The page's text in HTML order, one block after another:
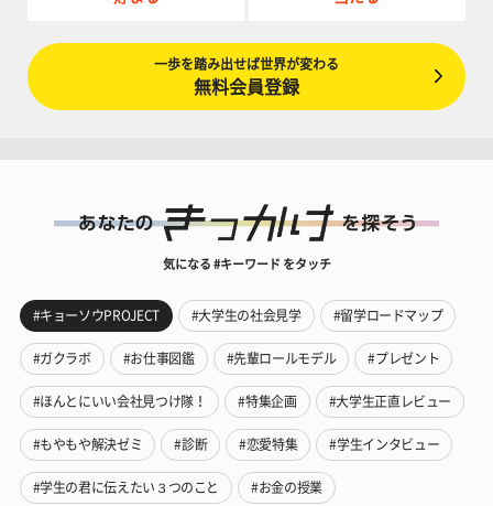
一歩を踏み出せば世界が変わる
無料会員登録
気になる #キーワード をタッチ
#キョーソウPROJECT #大学生の社会見学 #留学ロードマップ
#ガクラボ #お仕事図鑑 #先輩ロールモデル #プレゼント
#ほんとにいい会社見つけ隊！ #特集企画 #大学生正直レビュー
#もやもや解決ゼミ #診断 #恋愛特集 #学生インタビュー
#学生の君に伝えたい３つのこと #お金の授業